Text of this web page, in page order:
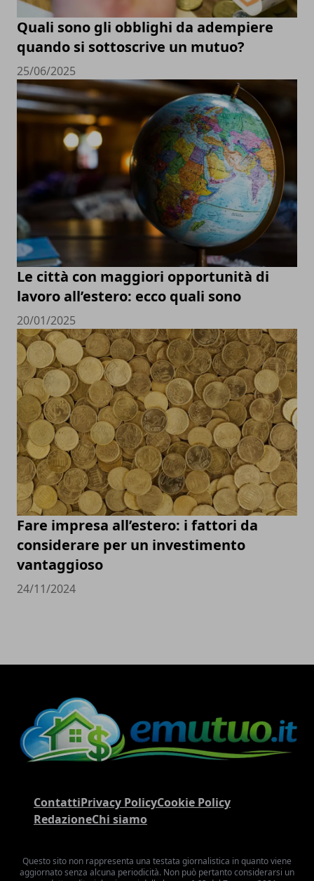
Quali sono gli obblighi da adempiere
quando si sottoscrive un mutuo?
25/06/2025
Le città con maggiori opportunità di
lavoro all’estero: ecco quali sono
20/01/2025
Fare impresa all’estero: i fattori da
considerare per un investimento
vantaggioso
24/11/2024
ContattiPrivacy PolicyCookie Policy
RedazioneChi siamo
Questo sito non rappresenta una testata giornalistica in quanto viene
aggiornato senza alcuna periodicità. Non può pertanto considerarsi un